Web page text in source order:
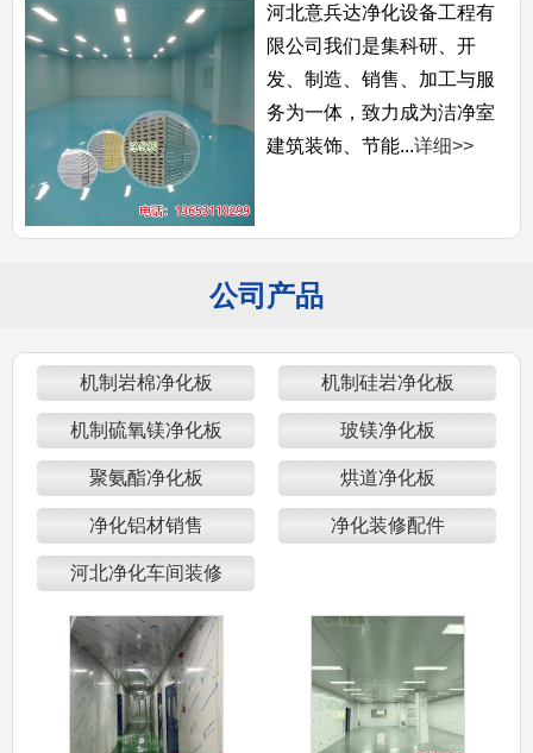
河北意兵达净化设备工程有
限公司我们是集科研、开
发、制造、销售、加工与服
务为一体，致力成为洁净室
建筑装饰、节能...详细>>
公司产品
机制岩棉净化板 机制硅岩净化板
机制硫氧镁净化板 玻镁净化板
聚氨酯净化板 烘道净化板
净化铝材销售 净化装修配件
河北净化车间装修